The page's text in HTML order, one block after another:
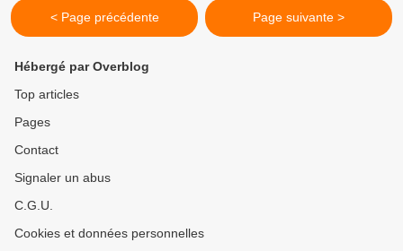
< Page précédente Page suivante >
Hébergé par Overblog
Top articles
Pages
Contact
Signaler un abus
C.G.U.
Cookies et données personnelles